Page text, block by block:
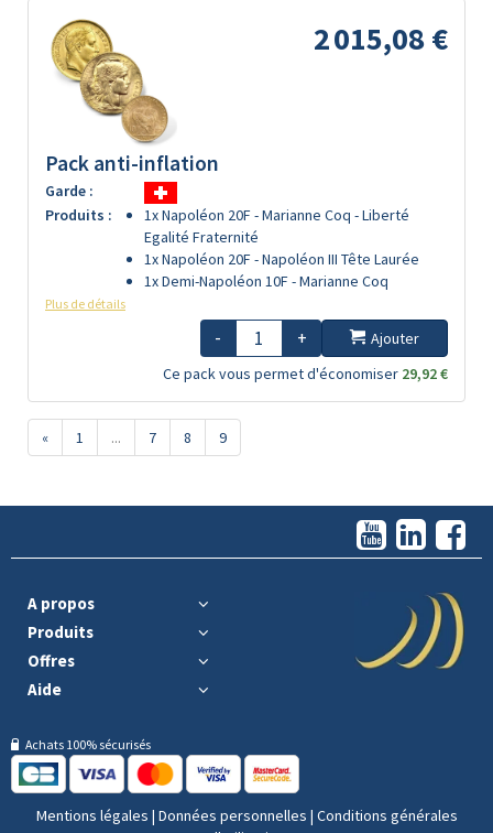
2 015,08 €
Pack anti-inflation
Garde :
Produits :
1x Napoléon 20F - Marianne Coq - Liberté
Egalité Fraternité
1x Napoléon 20F - Napoléon III Tête Laurée
1x Demi-Napoléon 10F - Marianne Coq
Plus de détails
- +
Ajouter
Ce pack vous permet d'économiser 29,92 €
« 1 ... 7 8 9
A propos
Produits
Offres
Aide
Achats 100% sécurisés
Mentions légales | Données personnelles | Conditions générales